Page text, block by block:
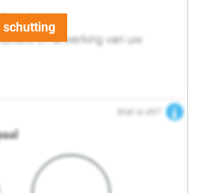
en afwerking van uw
Wat is dit?